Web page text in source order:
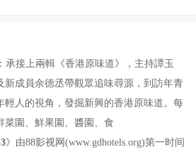
承接上兩輯《香港原味道》，主持譚玉
新成員余德丞帶觀眾追味尋源，到訪年青
輕人的視角，發掘新興的香港原味道。每
菜園、鮮果園、醬園、食
》由88影视网(www.gdhotels.org)第一时间